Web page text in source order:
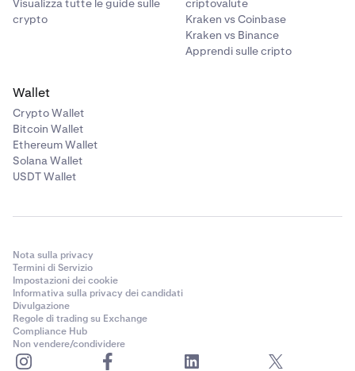
crypto
Kraken vs Coinbase
Kraken vs Binance
Apprendi sulle cripto
Wallet
Crypto Wallet
Bitcoin Wallet
Ethereum Wallet
Solana Wallet
USDT Wallet
Nota sulla privacy
Termini di Servizio
Impostazioni dei cookie
Informativa sulla privacy dei candidati
Divulgazione
Regole di trading su Exchange
Compliance Hub
Non vendere/condividere